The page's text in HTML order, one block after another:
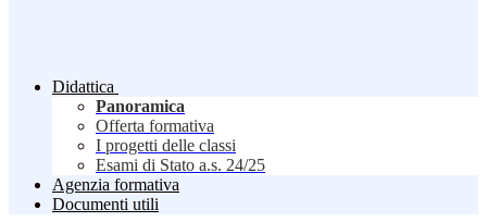
Didattica
Panoramica
Offerta formativa
I progetti delle classi
Esami di Stato a.s. 24/25
Agenzia formativa
Documenti utili